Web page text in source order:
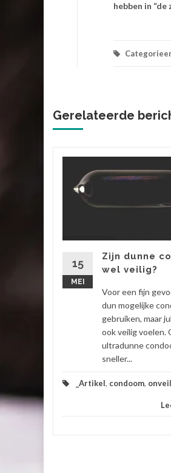
hebben in
Gerelateerde
15
MEI
Zijn dunne
wel veilig?
Voor een fijn
dun mogelijke
gebruiken, maar
ook veilig voelen.
ultradunne
sneller...
_Artikel, condoom,